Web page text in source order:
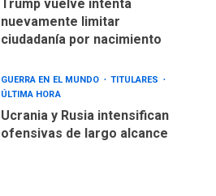
Trump vuelve intenta
nuevamente limitar
ciudadanía por nacimiento
GUERRA EN EL MUNDO
TITULARES
ÚLTIMA HORA
Ucrania y Rusia intensifican
ofensivas de largo alcance